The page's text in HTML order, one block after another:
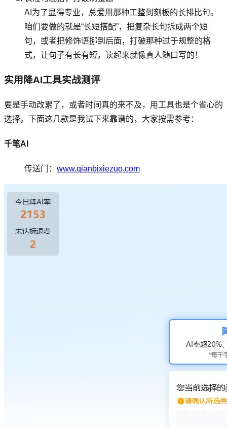
AI为了显得专业，总爱用那种工整到刻板的长排比句。
咱们要做的就是“长短搭配”，把复杂长句拆成两个短
句，或者把修饰语挪到后面，打破那种过于规整的格
式，让句子有长有短，读起来就像真人随口写的！
实用降AI工具实战测评
要是手动改累了，或者时间真的来不及，用工具也是个省心的
选择。下面这几款是我试下来靠谱的，大家按需参考：
千笔AI
传送门： www.qianbixiezuo.com